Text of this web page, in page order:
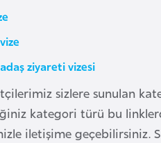
ziyareti vizesi
sizlere sunulan
kategori türü bu
iletişime geçebilirsiniz.